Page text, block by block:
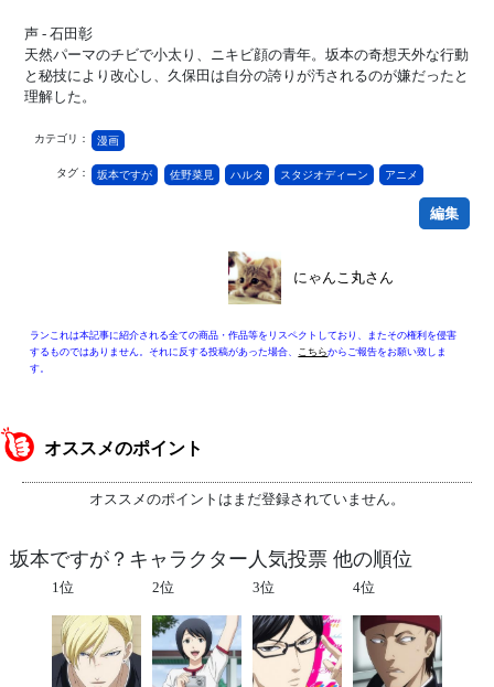
声 - 石田彰
天然パーマのチビで小太り、ニキビ顔の青年。坂本の奇想天外な行動
と秘技により改心し、久保田は自分の誇りが汚されるのが嫌だったと
理解した。
カテゴリ： 漫画
タグ： 坂本ですが 佐野菜見 ハルタ スタジオディーン アニメ
編集
にゃんこ丸さん
ランこれは本記事に紹介される全ての商品・作品等をリスペクトしており、またその権利を侵害
するものではありません。それに反する投稿があった場合、
こちらからご報告をお願い致しま
す。
オススメのポイント
オススメのポイントはまだ登録されていません。
坂本ですが？キャラクター人気投票 他の順位
1位 2位 3位 4位